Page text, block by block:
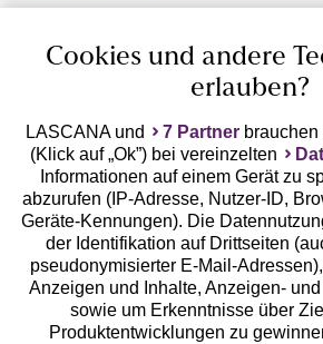
Geprüfte Sicherheit
Unsere Apps
Cookies und andere
erlauben?
LASCANA und 7 Partner
(Klick auf „Ok”) bei vereinzelten
Informationen auf einem Gerät zu
abzurufen (IP-Adresse, Nutzer-ID,
Geräte-Kennungen). Die
der Identifikation auf Drittseiten
pseudonymisierter E-Mail-
Anzeigen und Inhalte, Anzeigen-
sowie um Erkenntnisse über
Produktentwicklungen zu